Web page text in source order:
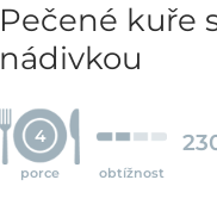
Pečené kuře
nádivkou
4
porce obtížnost